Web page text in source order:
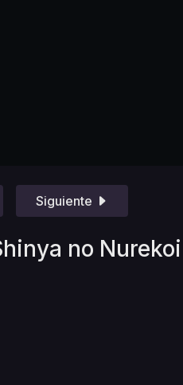
Siguiente
no